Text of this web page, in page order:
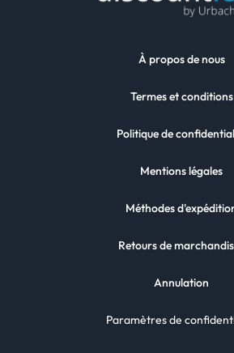
À propos de nous
Termes et conditions
Politique de
Mentions légales
Méthodes
Retours de
Annulation
Paramètres de